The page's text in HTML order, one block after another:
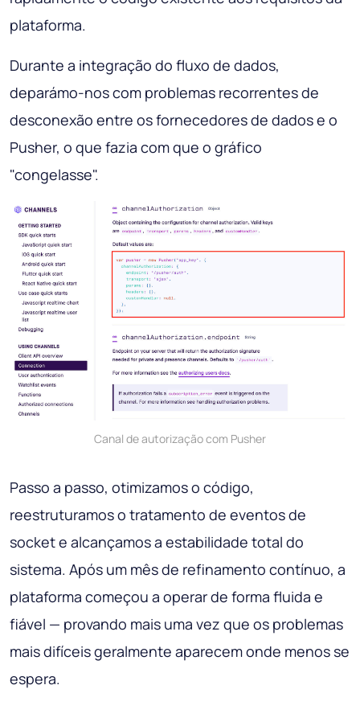
plataforma.
Durante a integração do fluxo de dados,
deparámo-nos com problemas recorrentes de
desconexão entre os fornecedores de dados e o
Pusher, o que fazia com que o gráfico
"congelasse".
Canal de autorização com Pusher
Passo a passo, otimizamos o código,
reestruturamos o tratamento de eventos de
socket e alcançamos a estabilidade total do
sistema. Após um mês de refinamento contínuo, a
plataforma começou a operar de forma fluida e
fiável — provando mais uma vez que os problemas
mais difíceis geralmente aparecem onde menos se
espera.